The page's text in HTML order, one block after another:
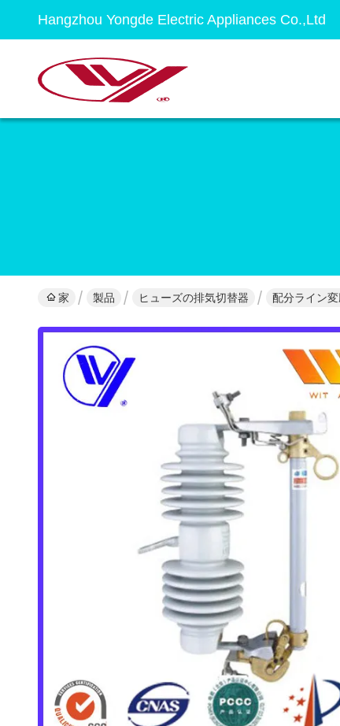
Hangzhou Yongde Electric Appliances Co.,Ltd
家 製品 ヒューズの排気切替器 配分ライン